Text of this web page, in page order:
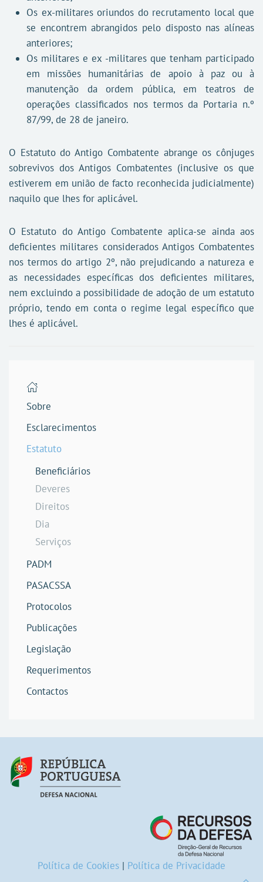
Os ex-militares oriundos do recrutamento local que
se encontrem abrangidos pelo disposto nas alíneas
anteriores;
Os militares e ex -militares que tenham participado
em missões humanitárias de apoio à paz ou à
manutenção da ordem pública, em teatros de
operações classificados nos termos da Portaria n.º
87/99, de 28 de janeiro.
O Estatuto do Antigo Combatente abrange os cônjuges
sobrevivos dos Antigos Combatentes (inclusive os que
estiverem em união de facto reconhecida judicialmente)
naquilo que lhes for aplicável.
O Estatuto do Antigo Combatente aplica-se ainda aos
deficientes militares considerados Antigos Combatentes
nos termos do artigo​ 2º, não prejudicando a natureza e
as necessidades específicas dos deficientes militares,
nem excluindo a possibilidade de adoção de um estatuto
próprio, tendo em conta o regime legal específico que
lhes é aplicável.
Sobre
Esclarecimentos
Estatuto
Beneficiários
Deveres
Direitos
Dia
Serviços
PADM
PASACSSA
Protocolos
Publicações
Legislação
Requerimentos
Contactos
Política de Cookies | Política de Privacidade